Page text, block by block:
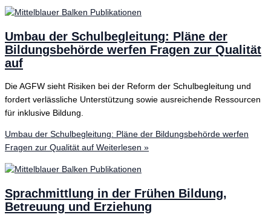
Umbau der Schulbegleitung: Pläne der
Bildungsbehörde werfen Fragen zur Qualität
auf
Die AGFW sieht Risiken bei der Reform der Schulbegleitung und
fordert verlässliche Unterstützung sowie ausreichende Ressourcen
für inklusive Bildung.
Umbau der Schulbegleitung: Pläne der Bildungsbehörde werfen
Fragen zur Qualität auf Weiterlesen »
Sprachmittlung in der Frühen Bildung,
Betreuung und Erziehung